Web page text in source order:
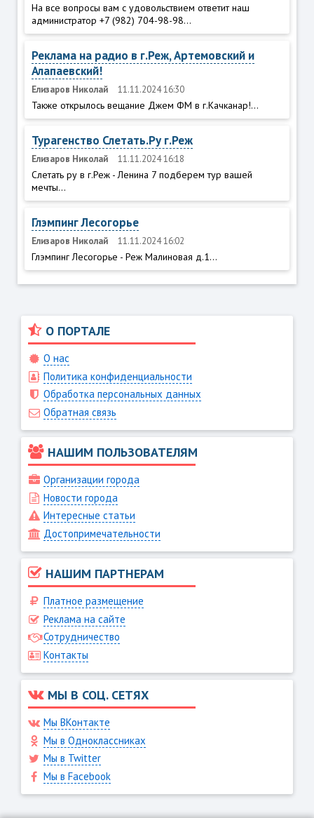
На все вопросы вам с удовольствием ответит наш
администратор +7 (982) 704-98-98...
Реклама на радио в г.Реж, Артемовский и
Алапаевский!
Елизаров Николай 11.11.2024 16:30
Также открылось вещание Джем ФМ в г.Качканар!...
Турагенство Слетать.Ру г.Реж
Елизаров Николай 11.11.2024 16:18
Слетать ру в г.Реж - Ленина 7 подберем тур вашей
мечты...
Глэмпинг Лесогорье
Елизаров Николай 11.11.2024 16:02
Глэмпинг Лесогорье - Реж Малиновая д.1...
О ПОРТАЛЕ
О нас
Политика конфиденциальности
Обработка персональных данных
Обратная связь
НАШИМ ПОЛЬЗОВАТЕЛЯМ
Организации города
Новости города
Интересные статьи
Достопримечательности
НАШИМ ПАРТНЕРАМ
Платное размещение
Реклама на сайте
Сотрудничество
Контакты
МЫ В СОЦ. СЕТЯХ
Мы ВКонтакте
Мы в Одноклассниках
Мы в Twitter
Мы в Facebook